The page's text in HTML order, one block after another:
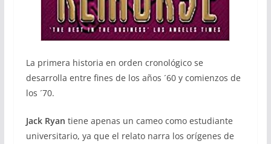
La primera historia en orden cronológico se
desarrolla entre fines de los años ´60 y comienzos de
los ´70.
Jack Ryan tiene apenas un cameo como estudiante
universitario, ya que el relato narra los orígenes de